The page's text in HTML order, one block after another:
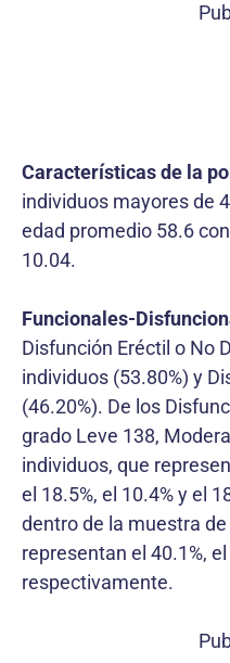
Características de la
individuos mayores de
edad promedio 58.6
10.04.
Funcionales-
Disfunción Eréctil o No
individuos (53.80%) y
(46.20%). De los
grado Leve 138,
individuos, que
el 18.5%, el 10.4% y el
dentro de la muestra
representan el 40.1%,
respectivamente.